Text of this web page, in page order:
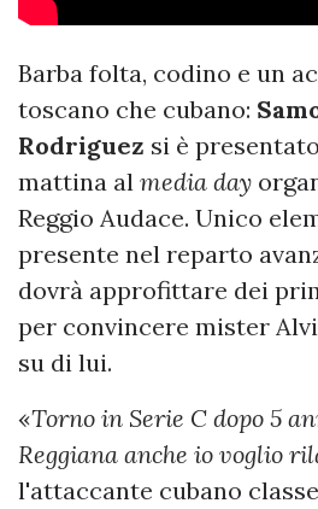
Barba folta, codino e un
toscano che cubano:
Rodriguez si è
mattina al media day
Reggio Audace. Unico
presente nel reparto
dovrà approfittare dei
per convincere mister
su di lui.
«Torno in Serie C dopo 5
Reggiana anche io voglio
l'attaccante cubano